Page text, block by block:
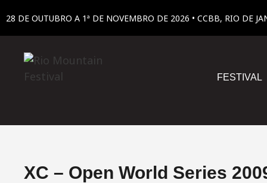
28 DE OUTUBRO A 1ª DE NOVEMBRO DE 2026 • CCBB, RIO DE
FESTIVAL
XC – Open World Series